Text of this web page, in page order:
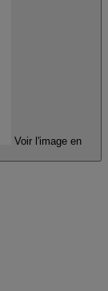
Voir l'image en